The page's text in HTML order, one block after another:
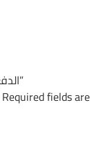
Be the first to review “الدفع السريع المخصص”
Required fields are